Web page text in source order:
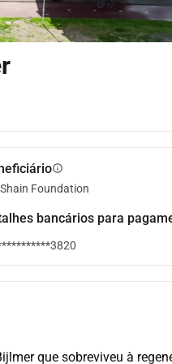
info
Shain Foundation
bancários para
que sobreviveu à